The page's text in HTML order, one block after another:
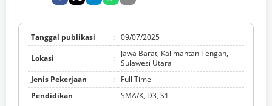
Tanggal publikasi : 09/07/2025
Lokasi :
Jawa Barat, Kalimantan Tengah,
Sulawesi Utara
Jenis Pekerjaan
:
Full Time
Pendidikan
: SMA/K, D3, S1